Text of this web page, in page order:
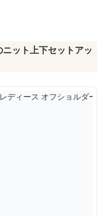
ット上下セットアッ